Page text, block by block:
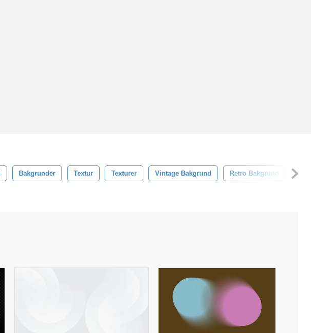
Bakgrunder Textur Texturer Vintage Bakgrund Retro Bakgrund